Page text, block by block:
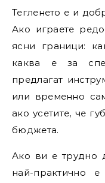
Тегленето е и
Ако играете
ясни граници:
каква е за
предлагат
или временно
ако усетите, че
бюджета.
Ако ви е трудно
най-практично